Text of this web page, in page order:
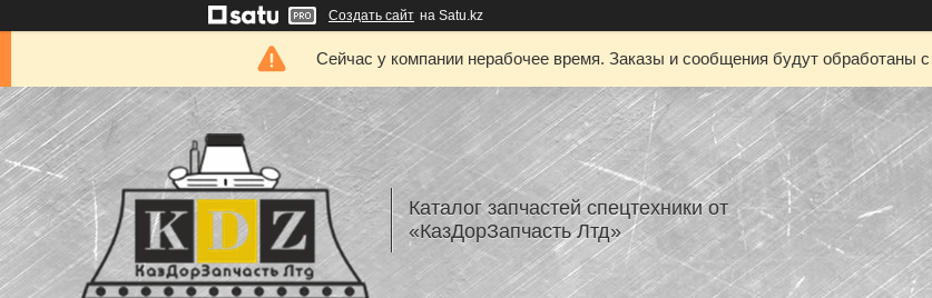
Создать сайт на Satu.kz
Сейчас у компании нерабочее время. Заказы и сообщения будут обработаны
Каталог запчастей спецтехники от
«КазДорЗапчасть Лтд»